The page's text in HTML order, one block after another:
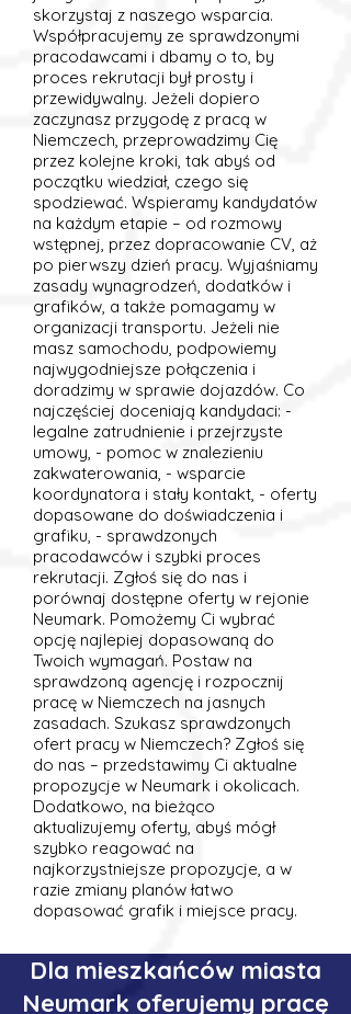
skorzystaj z naszego wsparcia.
Współpracujemy ze sprawdzonymi
pracodawcami i dbamy o to, by
proces rekrutacji był prosty i
przewidywalny. Jeżeli dopiero
zaczynasz przygodę z pracą w
Niemczech, przeprowadzimy Cię
przez kolejne kroki, tak abyś od
początku wiedział, czego się
spodziewać. Wspieramy kandydatów
na każdym etapie – od rozmowy
wstępnej, przez dopracowanie CV, aż
po pierwszy dzień pracy. Wyjaśniamy
zasady wynagrodzeń, dodatków i
grafików, a także pomagamy w
organizacji transportu. Jeżeli nie
masz samochodu, podpowiemy
najwygodniejsze połączenia i
doradzimy w sprawie dojazdów. Co
najczęściej doceniają kandydaci: -
legalne zatrudnienie i przejrzyste
umowy, - pomoc w znalezieniu
zakwaterowania, - wsparcie
koordynatora i stały kontakt, - oferty
dopasowane do doświadczenia i
grafiku, - sprawdzonych
pracodawców i szybki proces
rekrutacji. Zgłoś się do nas i
porównaj dostępne oferty w rejonie
Neumark. Pomożemy Ci wybrać
opcję najlepiej dopasowaną do
Twoich wymagań. Postaw na
sprawdzoną agencję i rozpocznij
pracę w Niemczech na jasnych
zasadach. Szukasz sprawdzonych
ofert pracy w Niemczech? Zgłoś się
do nas – przedstawimy Ci aktualne
propozycje w Neumark i okolicach.
Dodatkowo, na bieżąco
aktualizujemy oferty, abyś mógł
szybko reagować na
najkorzystniejsze propozycje, a w
razie zmiany planów łatwo
dopasować grafik i miejsce pracy.
Dla mieszkańców miasta
Neumark oferujemy pracę